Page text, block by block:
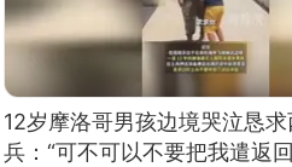
12岁摩洛哥男孩边境哭泣恳
兵：“可不可以不要把我遣返